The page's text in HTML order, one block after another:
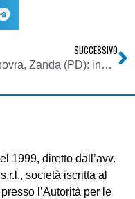
SUCCESSIVO
Manovra, Zanda (PD): ingiusto regalare le frequenze tv quando si chiedono immani sacrifici economici ai cittadini
1999, diretto dall’avv.
società iscritta al
l’Autorità per le